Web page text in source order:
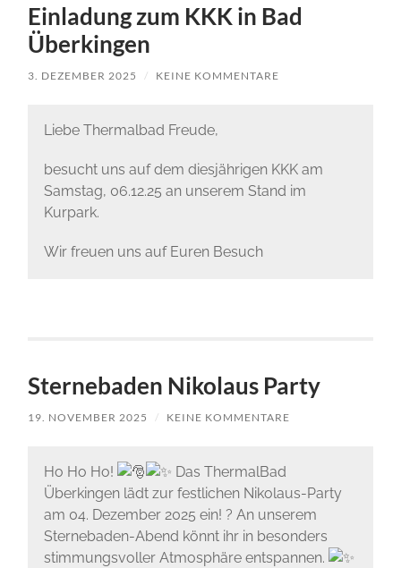
Einladung zum KKK in Bad
Überkingen
3. DEZEMBER 2025 / KEINE KOMMENTARE
Liebe Thermalbad Freude,
besucht uns auf dem diesjährigen KKK am
Samstag, 06.12.25 an unserem Stand im
Kurpark.
Wir freuen uns auf Euren Besuch
Sternebaden Nikolaus Party
19. NOVEMBER 2025 / KEINE KOMMENTARE
Ho Ho Ho!
Das ThermalBad
Überkingen lädt zur festlichen Nikolaus-Party
am 04. Dezember 2025 ein! ? An unserem
Sternebaden-Abend könnt ihr in besonders
stimmungsvoller Atmosphäre entspannen.